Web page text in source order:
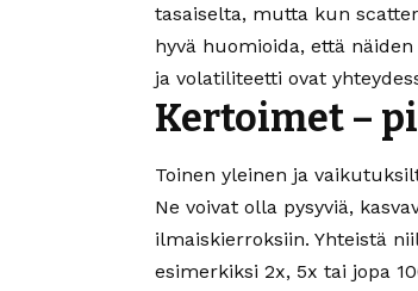
tasaiselta, mutta kun
hyvä huomioida, että
ja volatiliteetti ovat
Kertoimet –
Toinen yleinen ja
Ne voivat olla pysyviä,
ilmaiskierroksiin. Yhteistä
esimerkiksi 2x, 5x tai jopa